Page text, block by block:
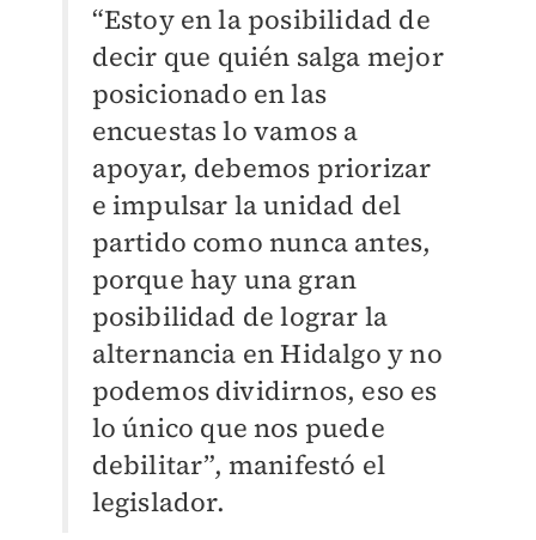
“Estoy en la posibilidad de
decir que quién salga mejor
posicionado en las
encuestas lo vamos a
apoyar, debemos priorizar
e impulsar la unidad del
partido como nunca antes,
porque hay una gran
posibilidad de lograr la
alternancia en Hidalgo y no
podemos dividirnos, eso es
lo único que nos puede
debilitar”, manifestó el
legislador.